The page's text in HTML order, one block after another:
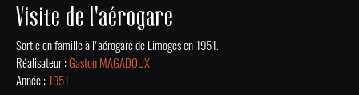
Visite de l'aérogare
Sortie en famille à l'aérogare de Limoges en 1951.
Réalisateur :Gaston MAGADOUX
Année : 1951